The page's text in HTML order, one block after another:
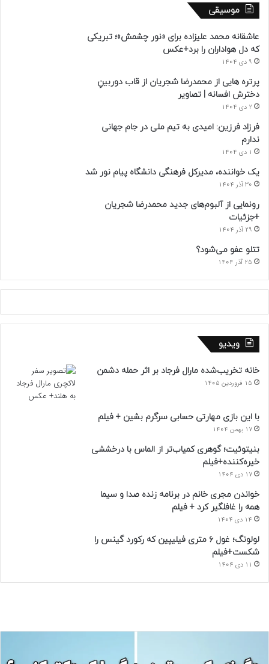
موسیقی
عاشقانه محمد علیزاده برای «نور چشمش»؛ تبریکی
که دل هواداران را برد+عکس
9 دی 1404
پرتره هایی از محمدرضا شجریان از قاب دوربینِ
دخترش افسانه | تصاویر
2 دی 1404
فرزاد فرزین: امیدی به تیم ملی در جام جهانی
ندارم
1 دی 1404
یک خواننده، مدیرکل فرهنگی دانشگاه پیام نور شد
30 آذر 1404
رونمایی از آلبوم‌های جدید محمدرضا شجریان
+جزئیات
29 آذر 1404
تتلو عفو می‌شود؟
25 آذر 1404
ویدیو
خانه تخریب‌شده مارال فرجاد بر اثر حمله دشمن
15 فروردین 1405
با این بازی مهارتی حسابی سرگرم بشین + فیلم
17 بهمن 1404
بنیتوئیت؛ گوهری کمیاب‌تر از الماس با درخششی
خیره‌کننده+فیلم
17 دی 1404
خواندن مجری خانم در برنامه زنده صدا و سیما
همه را غافلگیر کرد + فیلم
14 دی 1404
لولونگ؛ غول ۶ متری فیلیپین که رکورد گینس را
شکست+فیلم
11 دی 1404